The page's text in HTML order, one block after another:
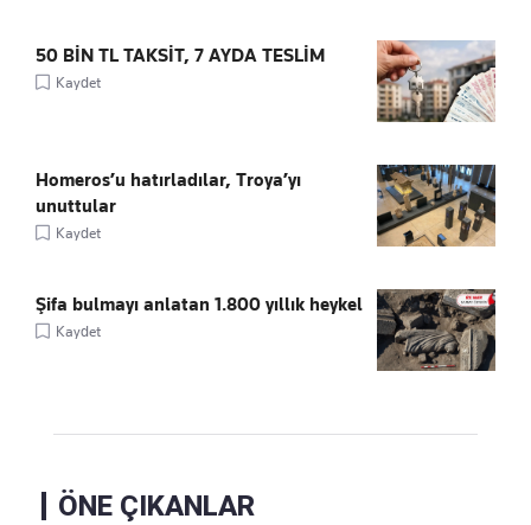
50 BİN TL TAKSİT, 7 AYDA TESLİM
Kaydet
Homeros’u hatırladılar, Troya’yı
unuttular
Kaydet
Şifa bulmayı anlatan 1.800 yıllık heykel
Kaydet
ÖNE ÇIKANLAR